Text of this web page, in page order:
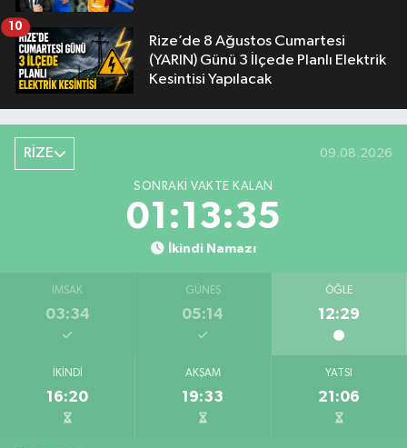
Rize’de 8 Ağustos Cumartesi
(YARIN) Günü 3 İlçede Planlı Elektrik
Kesintisi Yapılacak
10
RİZE 09.08.2026
SONRAKI VAKTE KALAN
01:13:34
İkindi Namazı
İMSAK
03:34
GÜNEŞ
05:14
ÖĞLE
12:29
İKINDI
16:20
AKŞAM
19:33
YATSI
21:06